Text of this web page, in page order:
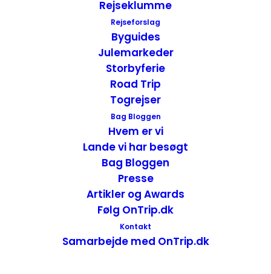
Rejseklumme
Rejseforslag
Byguides
Julemarkeder
Storbyferie
Road Trip
Togrejser
Bag Bloggen
Hvem er vi
Lande vi har besøgt
Bag Bloggen
Presse
Artikler og Awards
Følg OnTrip.dk
Kontakt
Samarbejde med OnTrip.dk
Rejsen til Thüringen
Vi skal være i Thüringen onsdag og har
valgt selv at køre. Da der er et stykke vej
derned, ca. 500 km. fra Rostock, har vi valgt
at starte vores rejse allerede tirsdag. Her vil
vi køre hjemmefra i vores lille Volkswagen
tage færgen Gedser – Rostock